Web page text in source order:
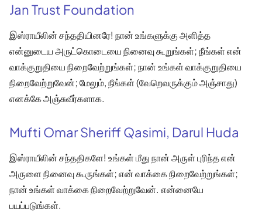
Jan Trust Foundation
இஸ்ராயீலின் சந்ததியினரே! நான் உங்களுக்கு அளித்த
என்னுடைய அருட்கொடையை நினைவு கூறுங்கள்; நீங்கள் என்
வாக்குறுதியை நிறைவேற்றுங்கள்; நான் உங்கள் வாக்குறுதியை
நிறைவேற்றுவேன்; மேலும், நீங்கள் (வேறெவருக்கும் அஞ்சாது)
எனக்கே அஞ்சுவீர்களாக.
Mufti Omar Sheriff Qasimi, Darul Huda
இஸ்ராயீலின் சந்ததிகளே! உங்கள் மீது நான் அருள் புரிந்த என்
அருளை நினைவு கூருங்கள்; என் வாக்கை நிறைவேற்றுங்கள்;
நான் உங்கள் வாக்கை நிறைவேற்றுவேன். என்னையே
பயப்படுங்கள்.